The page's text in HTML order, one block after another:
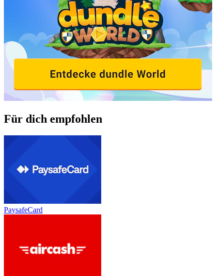
Für dich empfohlen
PaysafeCard